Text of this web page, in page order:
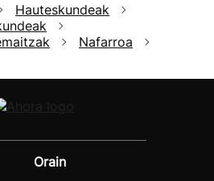
Hauteskundeak
Nafarroa
Orain